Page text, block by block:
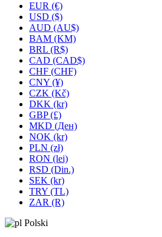
EUR (€)
USD ($)
AUD (AU$)
BAM (KM)
BRL (R$)
CAD (CAD$)
CHF (CHF)
CNY (¥)
CZK (Kč)
DKK (kr)
GBP (£)
MKD (Ден)
NOK (kr)
PLN (zł)
RON (lei)
RSD (Din.)
SEK (kr)
TRY (TL)
ZAR (R)
Polski